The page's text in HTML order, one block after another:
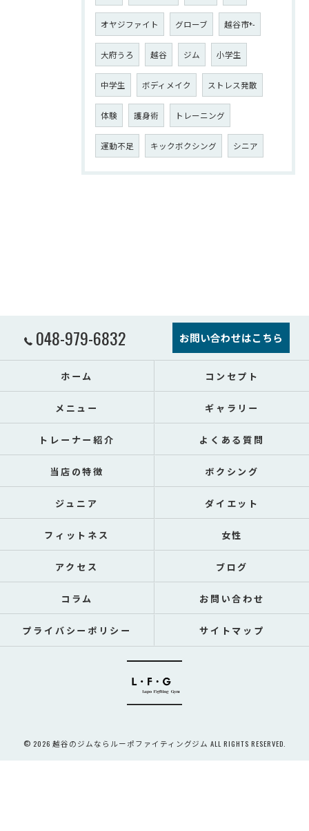
オヤジファイト グローブ 越谷市+-
大府うろ 越谷 ジム 小学生
中学生 ボディメイク ストレス発散
体験 護身術 トレーニング
運動不足 キックボクシング シニア
048-979-6832 お問い合わせはこちら
ホーム コンセプト
メニュー ギャラリー
トレーナー紹介 よくある質問
当店の特徴 ボクシング
ジュニア ダイエット
フィットネス 女性
アクセス ブログ
コラム お問い合わせ
プライバシーポリシー サイトマップ
© 2026 越谷のジムならルーポファイティングジム ALL RIGHTS RESERVED.